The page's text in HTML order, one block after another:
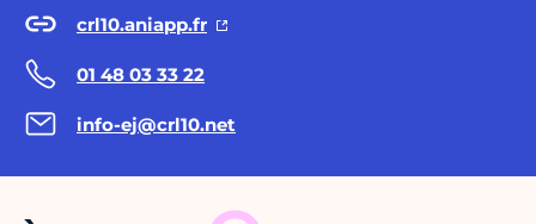
crl10.aniapp.fr
01 48 03 33 22
info-ej@crl10.net